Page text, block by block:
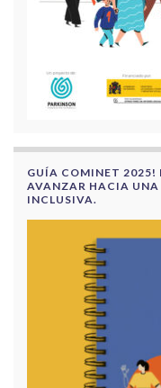
GUÍA COMINET 2025!
AVANZAR HACIA UNA
INCLUSIVA.